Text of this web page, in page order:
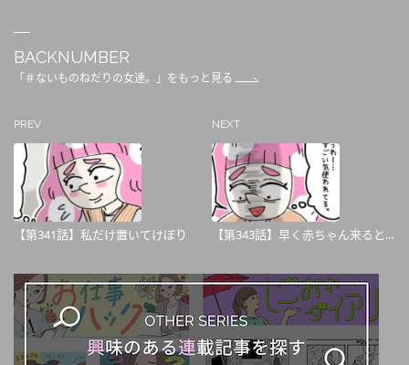
BACKNUMBER
「＃ないものねだりの女達。」をもっと見る
PREV
【第341話】私だけ置いてけぼり
NEXT
【第343話】早く赤ちゃん来ると...